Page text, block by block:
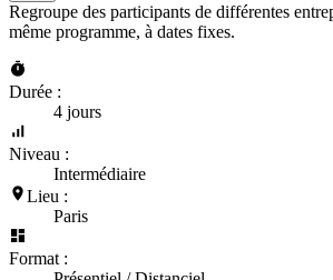
Regroupe des participants de différentes
même programme, à dates fixes.
Durée :
4 jours
Niveau :
Intermédiaire
Lieu :
Paris
Format :